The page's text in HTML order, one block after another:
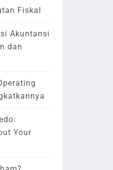
Fiskal
Akuntansi
dan
Your